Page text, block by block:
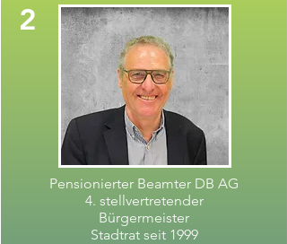
2
Pensionierter Beamter DB AG
4. stellvertretender
Bürgermeister
Stadtrat seit 1999